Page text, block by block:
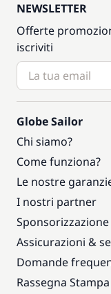
NEWSLETTER
Offerte
iscriviti
Globe Sailor
Chi siamo?
Come funziona?
Le nostre
I nostri partner
Sponsorizzazione
Assicurazioni &
Domande
Rassegna Stampa